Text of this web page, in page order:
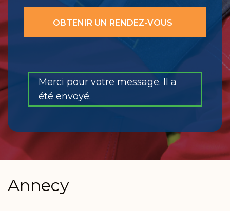
Merci pour votre message. Il a
été envoyé.
Annecy